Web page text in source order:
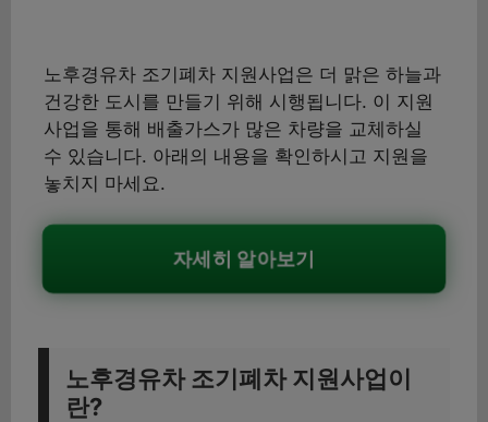
노후경유차 조기폐차 지원사업은 더 맑은 하늘과
건강한 도시를 만들기 위해 시행됩니다. 이 지원
사업을 통해 배출가스가 많은 차량을 교체하실
수 있습니다. 아래의 내용을 확인하시고 지원을
놓치지 마세요.
자세히 알아보기
노후경유차 조기폐차 지원사업이
란?